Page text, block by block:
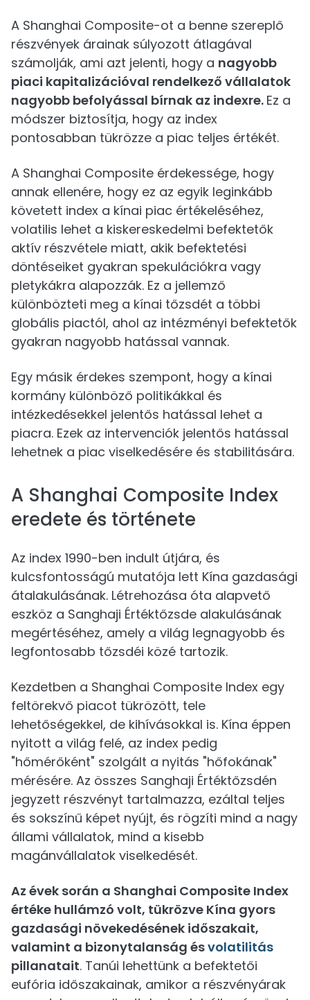
A Shanghai Composite-ot a benne szereplő
részvények árainak súlyozott átlagával
számolják, ami azt jelenti, hogy a nagyobb
piaci kapitalizációval rendelkező vállalatok
nagyobb befolyással bírnak az indexre. Ez a
módszer biztosítja, hogy az index
pontosabban tükrözze a piac teljes értékét.
A Shanghai Composite érdekessége, hogy
annak ellenére, hogy ez az egyik leginkább
követett index a kínai piac értékeléséhez,
volatilis lehet a kiskereskedelmi befektetők
aktív részvétele miatt, akik befektetési
döntéseiket gyakran spekulációkra vagy
pletykákra alapozzák. Ez a jellemző
különbözteti meg a kínai tőzsdét a többi
globális piactól, ahol az intézményi befektetők
gyakran nagyobb hatással vannak.
Egy másik érdekes szempont, hogy a kínai
kormány különböző politikákkal és
intézkedésekkel jelentős hatással lehet a
piacra. Ezek az intervenciók jelentős hatással
lehetnek a piac viselkedésére és stabilitására.
A Shanghai Composite Index
eredete és története
Az index 1990-ben indult útjára, és
kulcsfontosságú mutatója lett Kína gazdasági
átalakulásának. Létrehozása óta alapvető
eszköz a Sanghaji Értéktőzsde alakulásának
megértéséhez, amely a világ legnagyobb és
legfontosabb tőzsdéi közé tartozik.
Kezdetben a Shanghai Composite Index egy
feltörekvő piacot tükrözött, tele
lehetőségekkel, de kihívásokkal is. Kína éppen
nyitott a világ felé, az index pedig
"hőmérőként" szolgált a nyitás "hőfokának"
mérésére. Az összes Sanghaji Értéktőzsdén
jegyzett részvényt tartalmazza, ezáltal teljes
és sokszínű képet nyújt, és rögzíti mind a nagy
állami vállalatok, mind a kisebb
magánvállalatok viselkedését.
Az évek során a Shanghai Composite Index
értéke hullámzó volt, tükrözve Kína gyors
gazdasági növekedésének időszakait,
valamint a bizonytalanság ésvolatilitás
pillanatait. Tanúi lehettünk a befektetői
eufória időszakainak, amikor a részvényárak